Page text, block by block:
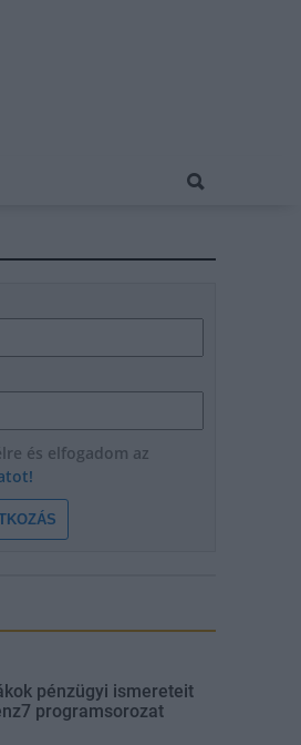
és elfogadom az
pénzügyi ismereteit
programsorozat